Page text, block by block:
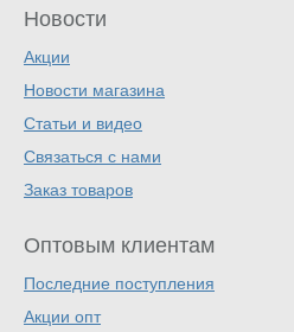
Новости
Акции
Новости магазина
Статьи и видео
Связаться с нами
Заказ товаров
Оптовым клиентам
Последние поступления
Акции опт